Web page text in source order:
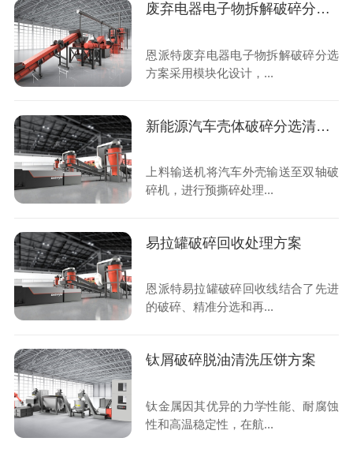
废弃电器电子物拆解破碎分选方案
恩派特废弃电器电子物拆解破碎分选
方案采用模块化设计，...
新能源汽车壳体破碎分选清洗方案
上料输送机将汽车外壳输送至双轴破
碎机，进行预撕碎处理...
易拉罐破碎回收处理方案
恩派特易拉罐破碎回收线结合了先进
的破碎、精准分选和再...
钛屑破碎脱油清洗压饼方案
钛金属因其优异的力学性能、耐腐蚀
性和高温稳定性，在航...